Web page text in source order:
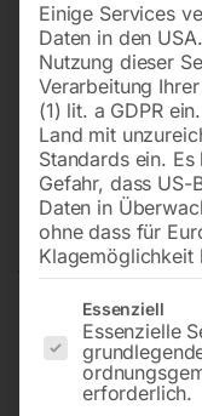
Ø 63 mm, Ø 1/4′
Packung – SB
Einige Services
Daten in den
Nutzung dieser
Verarbeitung
(1) lit. a GDPR
Land mit
Standards ein.
Gefahr, dass US-
Daten in
ohne dass für
Klagemöglichkeit
Es folgt eine Liste
Essenziell
Essenzielle
erforderlich.